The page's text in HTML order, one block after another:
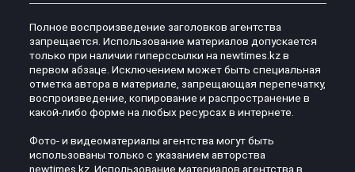
Полное воспроизведение заголовков агентства
запрещается. Использование материалов допускается
только при наличии гиперссылки на newtimes.kz в
первом абзаце. Исключением может быть специальная
отметка автора в материале, запрещающая перепечатку,
воспроизведение, копирование и распространение в
какой-либо форме на любых ресурсах в интернете.
Фото- и видеоматериалы агентства могут быть
использованы только с указанием авторства
newtimes.kz. Использование материалов агентства в